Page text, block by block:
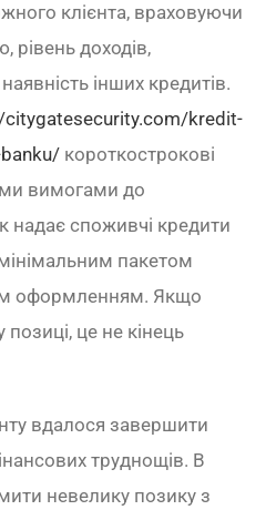
клієнта, враховуючи
рівень доходів,
інших кредитів.
kredit-
короткострокові
вимогами до
надає споживчі кредити
пакетом
оформленням. Якщо
це не кінець
вдалося завершити
труднощів. В
невелику позику з